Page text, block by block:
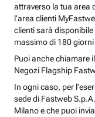
attraverso la tua area
l’area clienti
clienti sarà
massimo di 180
Puoi anche chiamare
Negozi Flagship
In ogni caso, per
sede di Fastweb
Milano e che puoi